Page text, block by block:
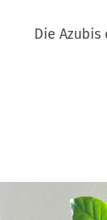
Die Azubis